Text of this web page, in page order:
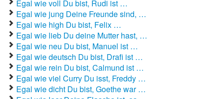
Anwaltswitze
Arbeitswitze
Arztwitze
Autoaufkleber Sprüche
Egal wie voll Du bist, Rudi ist …
Egal wie jung Deine Freunde sind, …
Egal wie high Du bist, Felix …
Egal wie lieb Du deine Mutter hast, …
Egal wie neu Du bist, Manuel ist …
Egal wie deutsch Du bist, Drafi ist …
Egal wie rein Du bist, Calmund ist …
Egal wie viel Curry Du isst, Freddy …
Egal wie dicht Du bist, Goethe war …